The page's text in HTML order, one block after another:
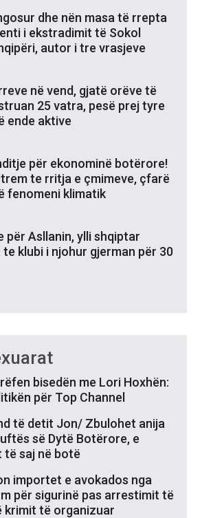
dhe nën masa të rrepta
i ekstradimit të Sokol
autor i tre vrasjeve
në vend, gjatë orëve të
25 vatra, pesë prej tyre
ende aktive
për ekonominë botërore!
te rritja e çmimeve, çfarë
fenomeni klimatik
për Asllanin, ylli shqiptar
klubi i njohur gjerman për 30
bisedën me Lori Hoxhën:
për Top Channel
të detit Jon/ Zbulohet anija
së Dytë Botërore, e
të saj në botë
importet e avokados nga
për sigurinë pas arrestimit të
krimit të organizuar